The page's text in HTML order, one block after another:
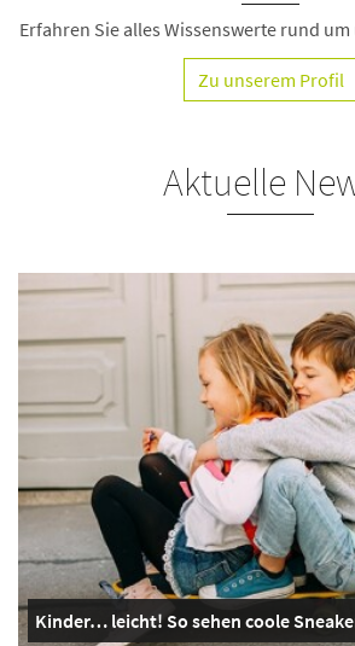
Erfahren Sie alles Wissenswerte rund
Zu unserem Profil
Aktuelle
Kinder… leicht! So sehen coole